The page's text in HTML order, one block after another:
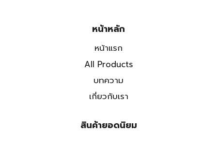
หน้าหลัก
หน้าแรก
All Products
บทความ
เกี่ยวกับเรา
สินค้ายอดนิยม